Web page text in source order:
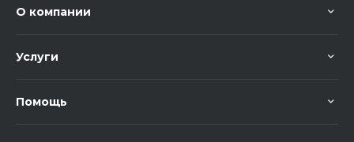
О компании
Услуги
Помощь